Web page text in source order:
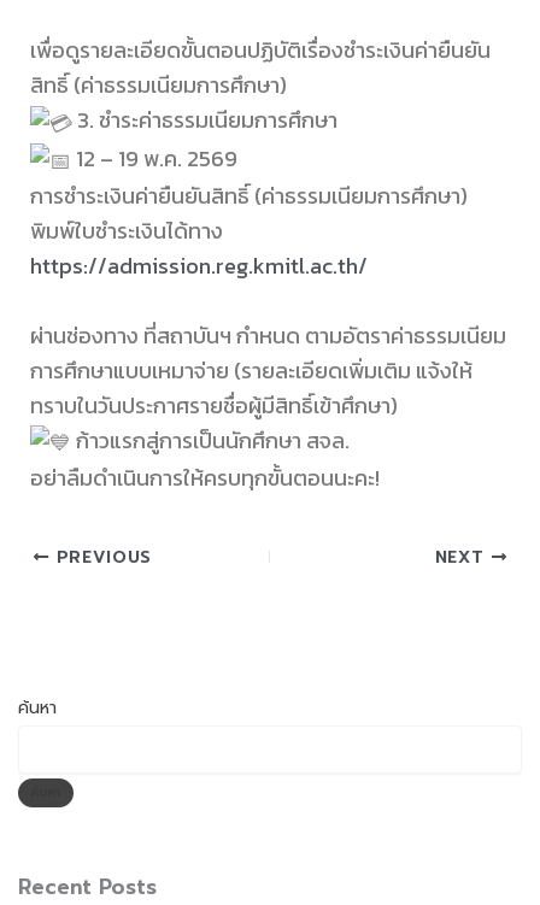
เพื่อดูรายละเอียดขั้นตอนปฏิบัติเรื่องชำระเงินค่ายืนยัน
สิทธิ์ (ค่าธรรมเนียมการศึกษา)
3. ชำระค่าธรรมเนียมการศึกษา
12 – 19 พ.ค. 2569
การชำระเงินค่ายืนยันสิทธิ์ (ค่าธรรมเนียมการศึกษา)
พิมพ์ใบชำระเงินได้ทาง
https://admission.reg.kmitl.ac.th/
ผ่านช่องทาง ที่สถาบันฯ กำหนด ตามอัตราค่าธรรมเนียม
การศึกษาแบบเหมาจ่าย (รายละเอียดเพิ่มเติม แจ้งให้
ทราบในวันประกาศรายชื่อผู้มีสิทธิ์เข้าศึกษา)
ก้าวแรกสู่การเป็นนักศึกษา สจล.
อย่าลืมดำเนินการให้ครบทุกขั้นตอนนะคะ!
PREVIOUS NEXT
ค้นหา
Recent Posts